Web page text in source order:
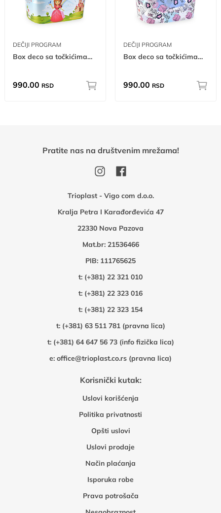
DEČIJI PROGRAM
Box deco sa točkićima - Princess 50L A 50L
990.00 RSD
DEČIJI PROGRAM
Box deco sa točkićima - Chic A 50L
990.00 RSD
Trioplast - Vigo com d.o.o.
Kralja Petra I Karađorđevića 47
22330 Nova Pazova
Mat.br: 21536466
PIB: 111765625
t: (+381) 22 321 010
t: (+381) 22 323 016
t: (+381) 22 323 154
t: (+381) 63 511 781 (pravna lica)
t: (+381) 64 647 56 73 (info fizička lica)
e: office@trioplast.co.rs (pravna lica)
Korisnički kutak:
Uslovi korišćenja
Politika privatnosti
Opšti uslovi
Uslovi prodaje
Način plaćanja
Isporuka robe
Prava potrošača
Pratite nas na društvenim mrežama!